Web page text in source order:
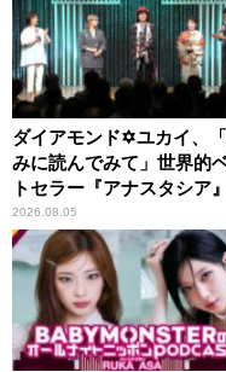
ダイアモンド✡ユカイ、
みに読んでみて」世界的
トセラー『アナスタシア
紹介
2026.08.05